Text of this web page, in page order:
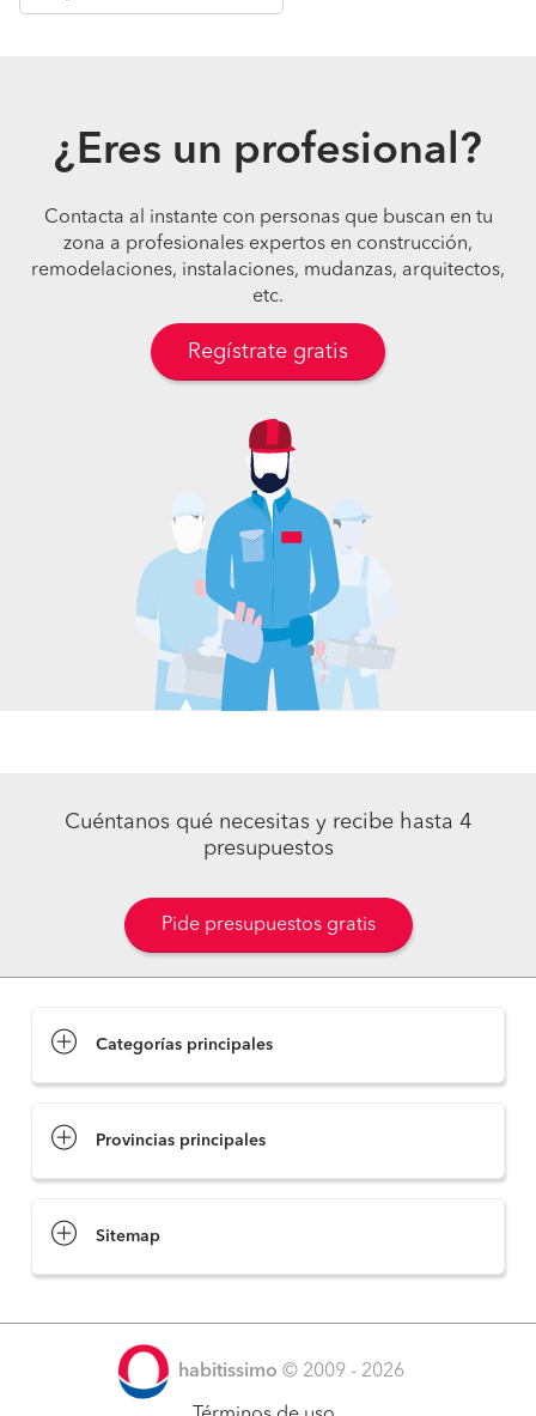
¿Eres un profesional?
Contacta al instante con personas que buscan en tu
zona a profesionales expertos en construcción,
remodelaciones, instalaciones, mudanzas, arquitectos,
etc.
Regístrate gratis
Cuéntanos qué necesitas y recibe hasta 4
presupuestos
Pide presupuestos gratis
Categorías principales
Provincias principales
Sitemap
habitissimo © 2009 - 2026